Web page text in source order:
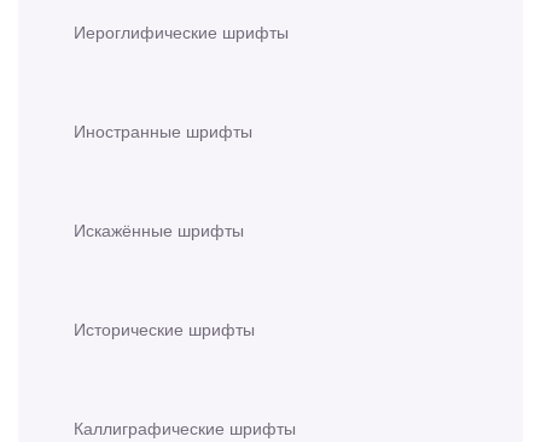
Иероглифические шрифты
Иностранные шрифты
Искажённые шрифты
Исторические шрифты
Каллиграфические шрифты